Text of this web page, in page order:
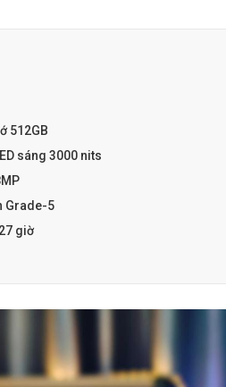
512GB
sáng 3000 nits
Grade-5
giờ